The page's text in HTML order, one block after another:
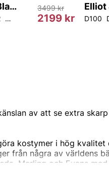
Erik 5360 Blazer
148 152 96 100
2199 kr
3499 kr
D100
av att se extra
kostymer i hög kvalitet
från några av världens
Marling och Evans med
har kostymer för alla